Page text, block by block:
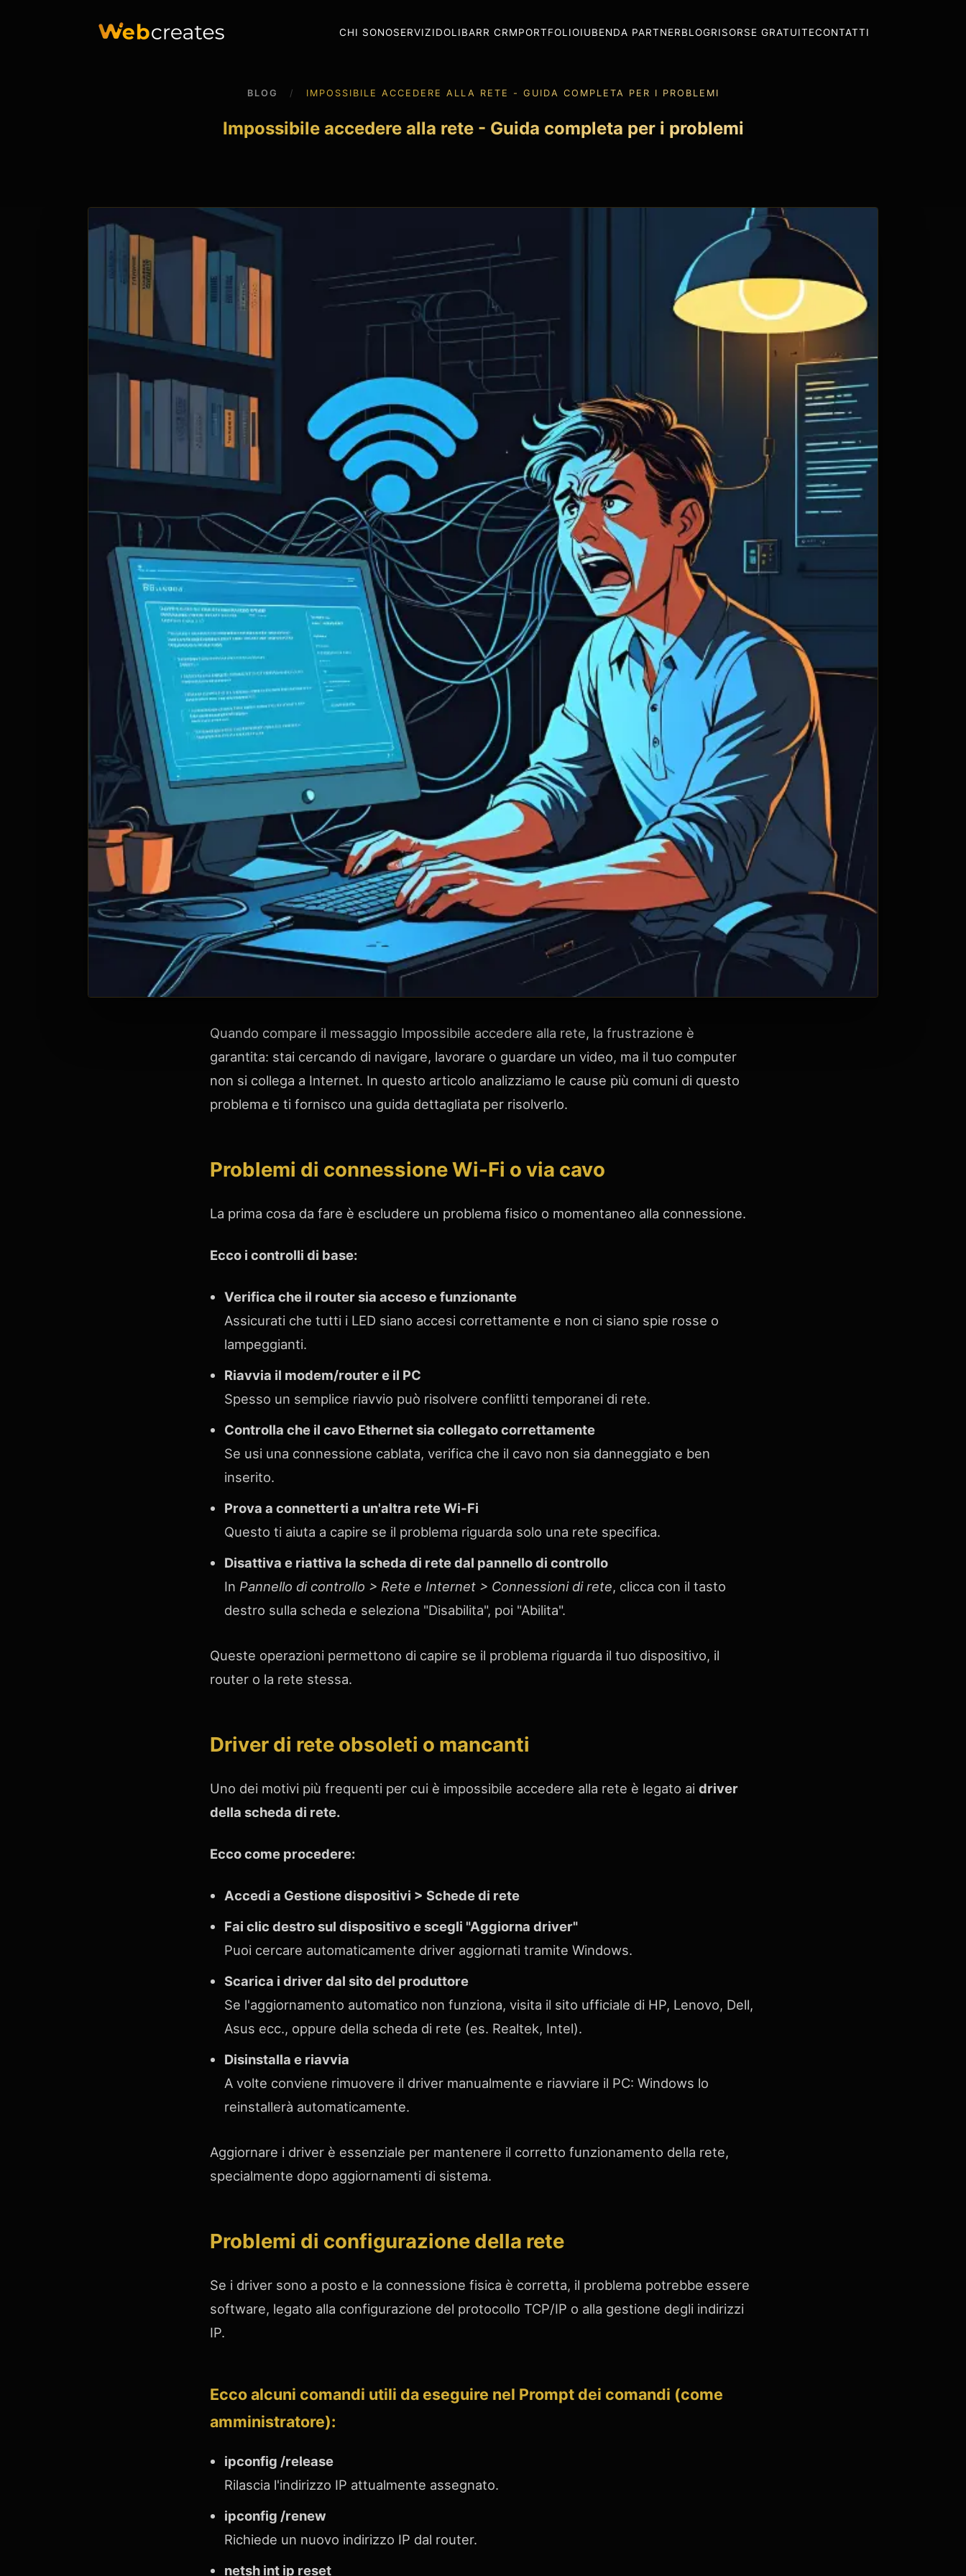
CHI SONOSERVIZIDOLIBARR CRMPORTFOLIOIUBENDA PARTNERBLOGRISORSE GRATUITECONTATTI
BLOG / IMPOSSIBILE ACCEDERE ALLA RETE - GUIDA COMPLETA PER I PROBLEMI
Impossibile accedere alla rete - Guida completa per i problemi
Quando compare il messaggio Impossibile accedere alla rete, la frustrazione è
garantita: stai cercando di navigare, lavorare o guardare un video, ma il tuo computer
non si collega a Internet. In questo articolo analizziamo le cause più comuni di questo
problema e ti fornisco una guida dettagliata per risolverlo.
Problemi di connessione Wi-Fi o via cavo
La prima cosa da fare è escludere un problema fisico o momentaneo alla connessione.
Ecco i controlli di base:
Verifica che il router sia acceso e funzionante
Assicurati che tutti i LED siano accesi correttamente e non ci siano spie rosse o
lampeggianti.
Riavvia il modem/router e il PC
Spesso un semplice riavvio può risolvere conflitti temporanei di rete.
Controlla che il cavo Ethernet sia collegato correttamente
Se usi una connessione cablata, verifica che il cavo non sia danneggiato e ben
inserito.
Prova a connetterti a un'altra rete Wi-Fi
Questo ti aiuta a capire se il problema riguarda solo una rete specifica.
Disattiva e riattiva la scheda di rete dal pannello di controllo
In Pannello di controllo > Rete e Internet > Connessioni di rete, clicca con il tasto
destro sulla scheda e seleziona "Disabilita", poi "Abilita".
Queste operazioni permettono di capire se il problema riguarda il tuo dispositivo, il
router o la rete stessa.
Driver di rete obsoleti o mancanti
Uno dei motivi più frequenti per cui è impossibile accedere alla rete è legato ai driver
della scheda di rete.
Ecco come procedere:
Accedi a Gestione dispositivi > Schede di rete
Fai clic destro sul dispositivo e scegli "Aggiorna driver"
Puoi cercare automaticamente driver aggiornati tramite Windows.
Scarica i driver dal sito del produttore
Se l'aggiornamento automatico non funziona, visita il sito ufficiale di HP, Lenovo, Dell,
Asus ecc., oppure della scheda di rete (es. Realtek, Intel).
Disinstalla e riavvia
A volte conviene rimuovere il driver manualmente e riavviare il PC: Windows lo
reinstallerà automaticamente.
Aggiornare i driver è essenziale per mantenere il corretto funzionamento della rete,
specialmente dopo aggiornamenti di sistema.
Problemi di configurazione della rete
Se i driver sono a posto e la connessione fisica è corretta, il problema potrebbe essere
software, legato alla configurazione del protocollo TCP/IP o alla gestione degli indirizzi
IP.
Ecco alcuni comandi utili da eseguire nel Prompt dei comandi (come
amministratore):
ipconfig /release
Rilascia l'indirizzo IP attualmente assegnato.
ipconfig /renew
Richiede un nuovo indirizzo IP dal router.
netsh int ip reset